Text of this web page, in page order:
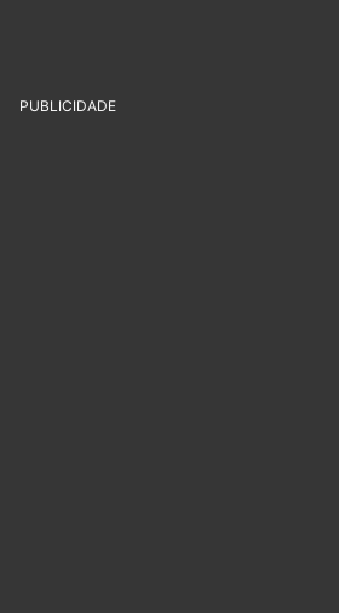
PUBLICIDADE